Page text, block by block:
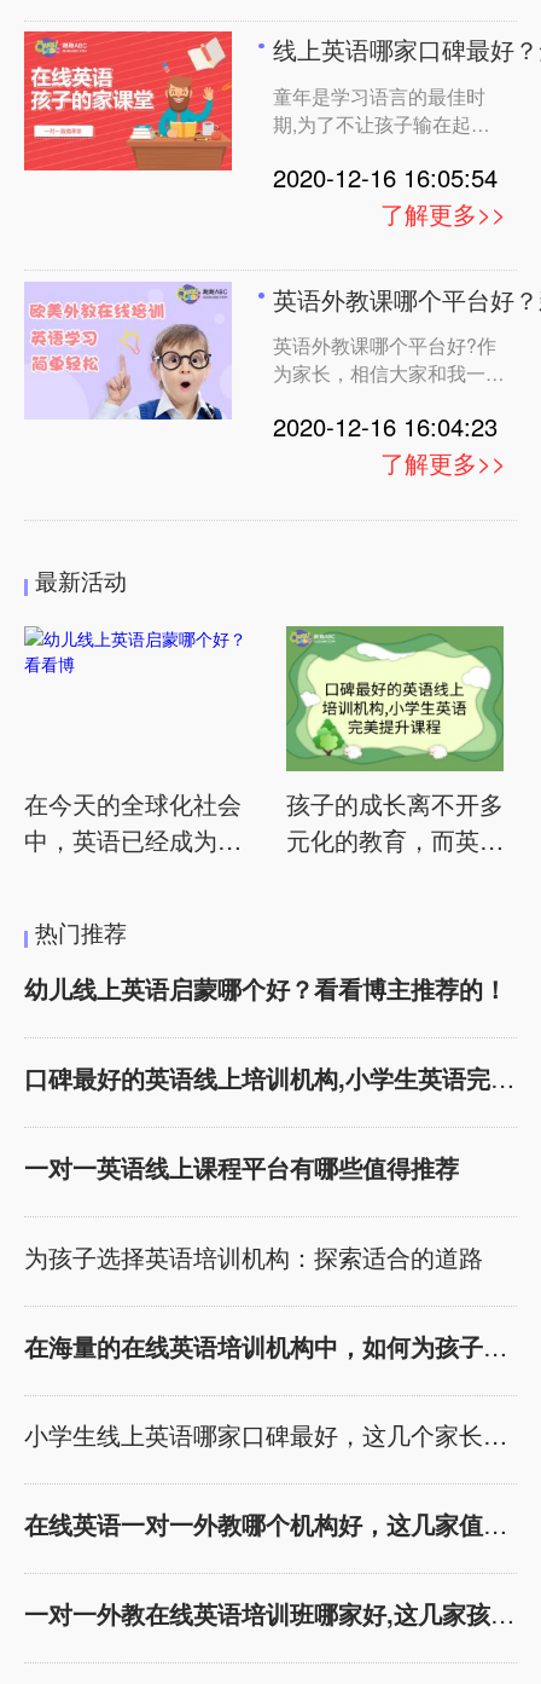
让孩子学习起来，那么什么
样的课程适合孩子学习，建
议可以去对比看看，找适合
线上英语哪家口碑最好
童年是学习语言的最佳时
期,为了不让孩子输在起跑
的英语课，但毕竟上课时间
有限。主要是选择线上的课
程，那么线上英语哪家口碑
过来人和大家分享我的体
验，专门找了很多课程对
比，发现很多口碑不错的课
程都有
2020-12-16 16:05:54
了解更多>>
英语外教课哪个平台好
英语外教课哪个平台好?作
为家长，相信大家和我一样
题，就我们家小孩来说，宝
妈来说说自己的选择经历
吧。我家孩子少小学4年
教哪
2020-12-16 16:04:23
了解更多>>
最新活动
在今天的全球化社会
中，英语已经成为一
开始关注幼儿英语启
蒙教育，希望为孩子
英语博主，我有幸与
各种优秀的英语教育
机构接触，今天我将
赞誉的幼儿线上英语
启蒙课程。这些课程
在外教师资、课程模
式、适合年龄和价格
优势，希望能够为家
长们提供有价值的参
考。 1. 趣趣ABC：
高性价比趣味欧美外
教一对一 外教师资：
趣趣ABC以其优质的
外教团队而闻名。外
教们不仅具备出色的
孩子的成长离不开多
元化的教育，而英语
构。作为家长，我们
境。在这篇文章中，
我们将从家长的视角
出发，深入分析几个
机构，探讨他们的特
点，最终为您推荐趣
趣ABC，理由将在结
语中逐一展现。 瓜瓜
的奇妙舞台 瓜瓜龙英
语以情景式教学著
称，通过丰富的教材
和实景模拟，让孩子
在真实情境中感受英
语。他们强调培养孩
子的英语思维，使英
语不再是简单的课
热门推荐
幼儿线上英语启蒙哪个好？看看博主推荐的！
口碑最好的英语线上培训机构,小学生英语完美
一对一英语线上课程平台有哪些值得推荐
为孩子选择英语培训机构：探索适合的道路
在海量的在线英语培训机构中，如何为孩子选择
小学生线上英语哪家口碑最好，这几个家长强烈
在线英语一对一外教哪个机构好，这几家值得家
一对一外教在线英语培训班哪家好,这几家孩子